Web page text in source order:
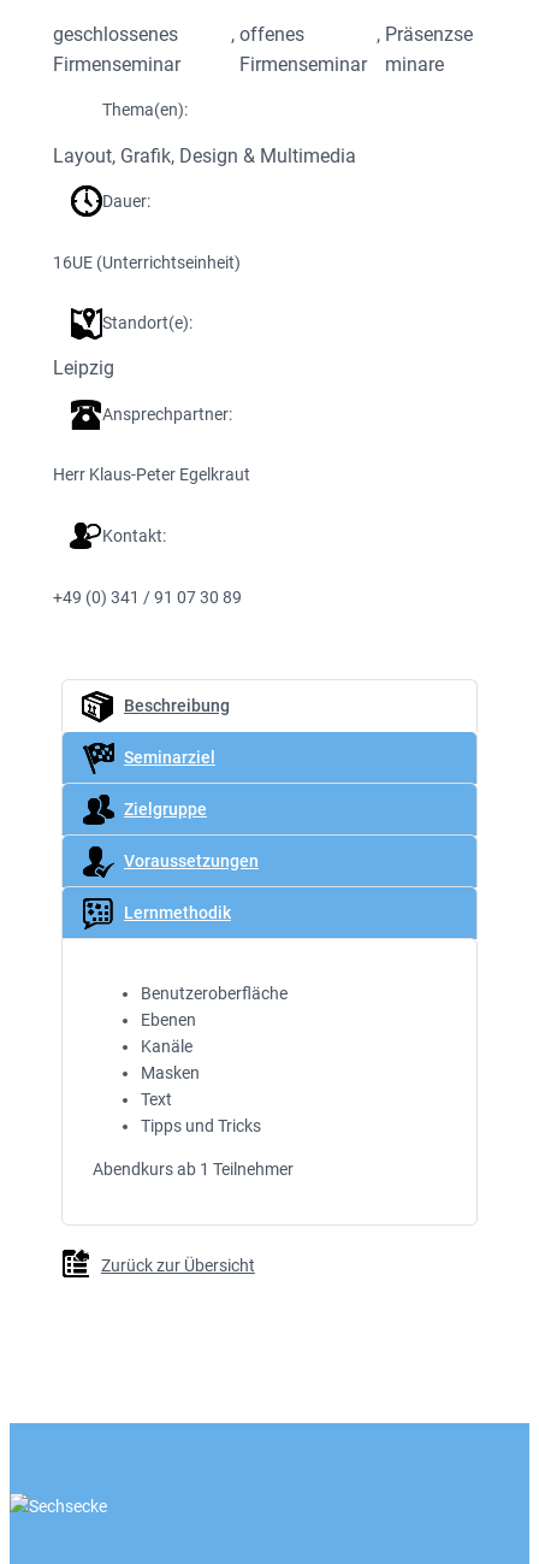
geschlossenes
Firmenseminar
, offenes
Firmenseminar
, Präsenzse
minare
Thema(en):
Layout, Grafik, Design & Multimedia
Dauer:
16UE (Unterrichtseinheit)
Standort(e):
Leipzig
Ansprechpartner:
Herr Klaus-Peter Egelkraut
Kontakt:
+49 (0) 341 / 91 07 30 89
Beschreibung
Seminarziel
Zielgruppe
Voraussetzungen
Lernmethodik
Benutzeroberfläche
Ebenen
Kanäle
Masken
Text
Tipps und Tricks
Abendkurs ab 1 Teilnehmer
Zurück zur Übersicht